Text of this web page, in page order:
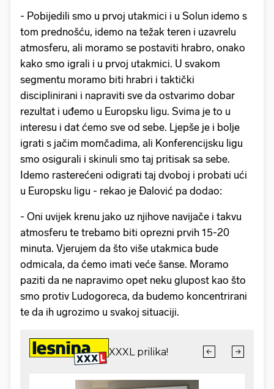
- Pobijedili smo u prvoj utakmici i u Solun idemo s
tom prednošću, idemo na težak teren i uzavrelu
atmosferu, ali moramo se postaviti hrabro, onako
kako smo igrali i u prvoj utakmici. U svakom
segmentu moramo biti hrabri i taktički
disciplinirani i napraviti sve da ostvarimo dobar
rezultat i uđemo u Europsku ligu. Svima je to u
interesu i dat ćemo sve od sebe. Ljepše je i bolje
igrati s jačim momčadima, ali Konferencijsku ligu
smo osigurali i skinuli smo taj pritisak sa sebe.
Idemo rasterećeni odigrati taj dvoboj i probati ući
u Europsku ligu - rekao je Đalović pa dodao:
- Oni uvijek krenu jako uz njihove navijače i takvu
atmosferu te trebamo biti oprezni prvih 15-20
minuta. Vjerujem da što više utakmica bude
odmicala, da ćemo imati veće šanse. Moramo
paziti da ne napravimo opet neku glupost kao što
smo protiv Ludogoreca, da budemo koncentrirani
te da ih ugrozimo u svakoj situaciji.